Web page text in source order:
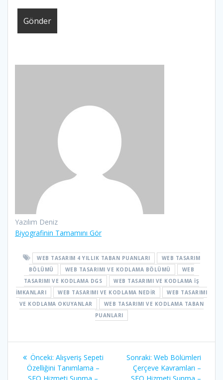
Yazılım Deniz
Biyografinin Tamamını Gör
WEB TASARIM 4 YILLIK TABAN PUANLARI
WEB TASARIM
BÖLÜMÜ
WEB TASARIMI VE KODLAMA BÖLÜMÜ
WEB
TASARIMI VE KODLAMA DGS
WEB TASARIMI VE KODLAMA IŞ
IMKANLARI
WEB TASARIMI VE KODLAMA NEDIR
WEB TASARIMI
VE KODLAMA OKUYANLAR
WEB TASARIMI VE KODLAMA TABAN
PUANLARI
Yazı
gezinmesi
Önceki: Önceki
yazı:
Alışveriş Sepeti
Özelliğini Tanımlama –
Sonraki: Sonraki
yazı:
Web Bölümleri
Çerçeve Kavramları –